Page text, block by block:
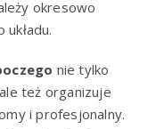
okresowo
nie tylko
też organizuje
i profesjonalny.